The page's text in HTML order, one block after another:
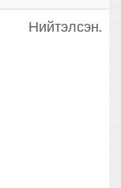
Нийтэлсэн.